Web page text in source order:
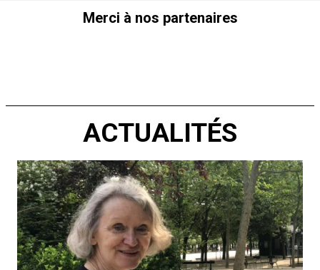
Merci à nos partenaires
ACTUALITÉS